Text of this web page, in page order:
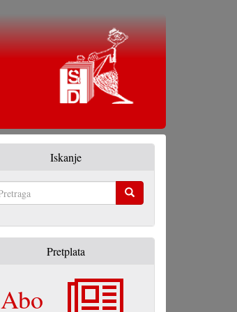
Iskanje
Pretplata
Abo